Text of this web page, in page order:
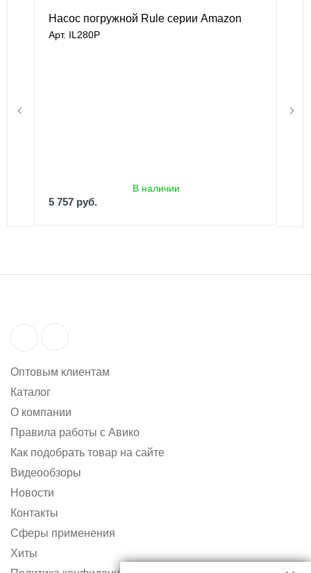
Насос погружной Rule серии Amazon
Арт. IL280P
В наличии
5 757 руб.
Оптовым клиентам
Каталог
О компании
Правила работы с Авико
Как подобрать товар на сайте
Видеообзоры
Новости
Контакты
Сферы применения
Хиты